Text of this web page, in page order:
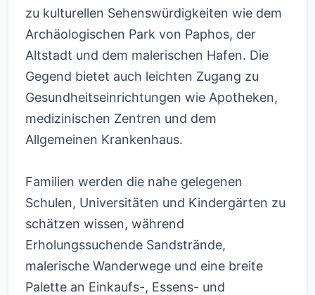
zu kulturellen Sehenswürdigkeiten wie dem
Archäologischen Park von Paphos, der
Altstadt und dem malerischen Hafen. Die
Gegend bietet auch leichten Zugang zu
Gesundheitseinrichtungen wie Apotheken,
medizinischen Zentren und dem
Allgemeinen Krankenhaus.
Familien werden die nahe gelegenen
Schulen, Universitäten und Kindergärten zu
schätzen wissen, während
Erholungssuchende Sandstrände,
malerische Wanderwege und eine breite
Palette an Einkaufs-, Essens- und